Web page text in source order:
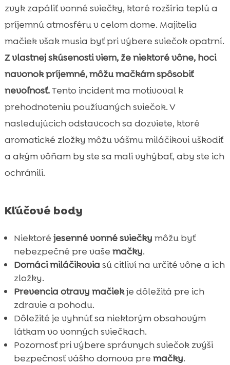
Nebezpečenstvo vonných sviečok pre
mačky na jeseň
Aké vône sú obzvlášť nebezpečné pre
mačky?
 Typické príznaky otravy mačky z vonných
sviečok
 Alternatívy k tradičným vonným sviečkam

Ako si vybrať bezpečné sviečky pre váš
domov
Naše odporúčania pre bezpečné jesenné
prostredie pre mačky
CricksyCat hypoalergénne krmivo pre
 Jasper suché krmivo pre mačky
 Purrfect Life stelivo pre mačky
Záver
FAQ
zvyk zapáliť vonné sviečky, ktoré rozšíria teplú a
príjemnú atmosféru v celom dome. Majitelia
mačiek však musia byť pri výbere sviečok opatrní.
Z vlastnej skúsenosti viem, že niektoré vône, hoci
navonok príjemné, môžu mačkám spôsobiť
nevoľnosť.Tento incident ma motivoval k
prehodnoteniu používaných sviečok. V
nasledujúcich odstavcoch sa dozviete, ktoré
aromatické zložky môžu vášmu miláčikovi uškodiť
a akým vôňam by ste sa mali vyhýbať, aby ste ich
ochránili.
Kľúčové body
Niektoré jesenné vonné sviečky môžu byť
nebezpečné pre vaše mačky.
Domáci miláčikovia sú citliví na určité vône a ich
zložky.
Prevencia otravy mačiekje dôležitá pre ich
zdravie a pohodu.
Dôležité je vyhnúť sa niektorým obsahovým
látkam vo vonných sviečkach.
Pozornosť pri výbere správnych sviečok zvýši
bezpečnosť vášho domova pre mačky.